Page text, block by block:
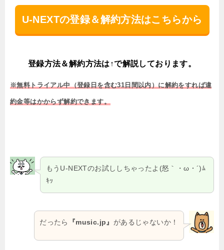
U-NEXTの登録＆解約方法はこちらから
登録方法＆解約方法は↑で解説しております。
※無料トライアル中（登録日を含む31日間以内）に解約をすれば違
約金等はかからず解約できます。
もうU-NEXTのお試ししちゃったよ(怒｀・ω・´)ﾑ
ｷｯ
だったら 『music.jp』 があるじゃないか！